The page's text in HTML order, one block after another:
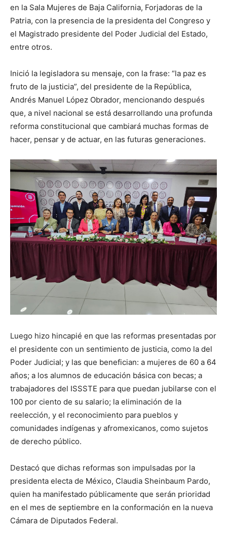
en la Sala Mujeres de Baja California, Forjadoras de la
Patria, con la presencia de la presidenta del Congreso y
el Magistrado presidente del Poder Judicial del Estado,
entre otros.
Inició la legisladora su mensaje, con la frase: “la paz es
fruto de la justicia”, del presidente de la República,
Andrés Manuel López Obrador, mencionando después
que, a nivel nacional se está desarrollando una profunda
reforma constitucional que cambiará muchas formas de
hacer, pensar y de actuar, en las futuras generaciones.
Luego hizo hincapié en que las reformas presentadas por
el presidente con un sentimiento de justicia, como la del
Poder Judicial; y las que benefician: a mujeres de 60 a 64
años; a los alumnos de educación básica con becas; a
trabajadores del ISSSTE para que puedan jubilarse con el
100 por ciento de su salario; la eliminación de la
reelección, y el reconocimiento para pueblos y
comunidades indígenas y afromexicanos, como sujetos
de derecho público.
Destacó que dichas reformas son impulsadas por la
presidenta electa de México, Claudia Sheinbaum Pardo,
quien ha manifestado públicamente que serán prioridad
en el mes de septiembre en la conformación en la nueva
Cámara de Diputados Federal.